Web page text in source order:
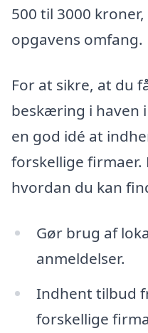
500 til 3000
opgavens omfang.
For at sikre, at du
beskæring i haven
en god idé at
forskellige firmaer.
hvordan du kan
Gør brug af
anmeldelser.
Indhent tilbud
forskellige